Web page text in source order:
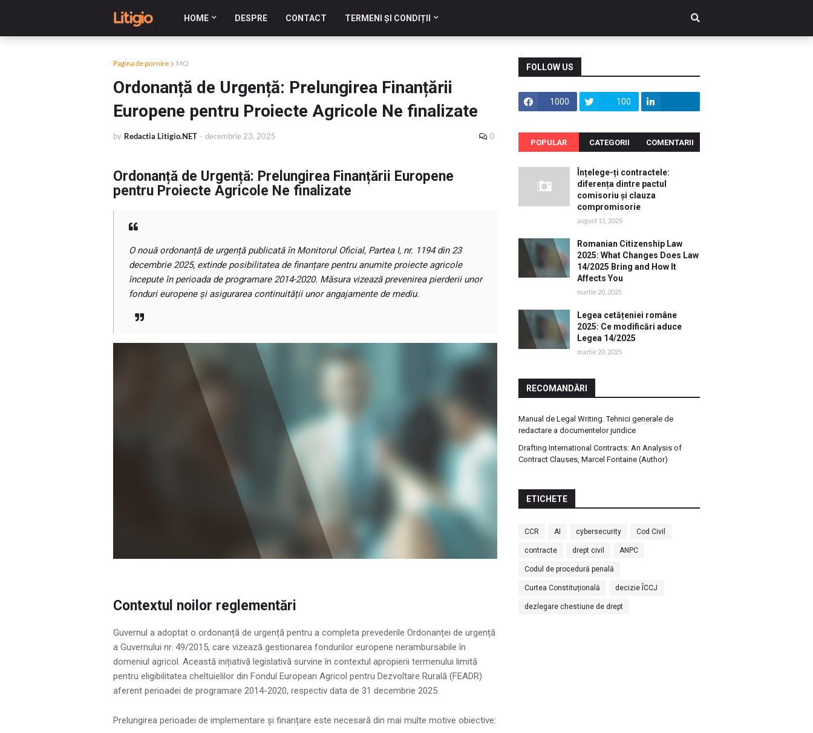
HOME DESPRE CONTACT TERMENI ȘI CONDIȚII
Pagina de pornire MO
Ordonanță de Urgență: Prelungirea Finanțării
Europene pentru Proiecte Agricole Ne finalizate
by Redactia Litigio.NET - decembrie 23, 2025 0
Ordonanță de Urgență: Prelungirea Finanțării Europene
pentru Proiecte Agricole Ne finalizate
O nouă ordonanță de urgență publicată în Monitorul Oficial, Partea I, nr. 1194 din 23
decembrie 2025, extinde posibilitatea de finanțare pentru anumite proiecte agricole
începute în perioada de programare 2014-2020. Măsura vizează prevenirea pierderii unor
fonduri europene și asigurarea continuității unor angajamente de mediu.
Contextul noilor reglementări
Guvernul a adoptat o ordonanță de urgență pentru a completa prevederile Ordonanței de urgență
a Guvernului nr. 49/2015, care vizează gestionarea fondurilor europene nerambursabile în
domeniul agricol. Această inițiativă legislativă survine în contextul apropierii termenului limită
pentru eligibilitatea cheltuielilor din Fondul European Agricol pentru Dezvoltare Rurală (FEADR)
aferent perioadei de programare 2014-2020, respectiv data de 31 decembrie 2025.
Prelungirea perioadei de implementare și finanțare este necesară din mai multe motive obiective:
FOLLOW US
1000 100
POPULAR CATEGORII COMENTARII
Înțelege-ți contractele:
diferența dintre pactul
comisoriu și clauza
compromisorie
august 11, 2025
Romanian Citizenship Law
2025: What Changes Does Law
14/2025 Bring and How It
Affects You
martie 20, 2025
Legea cetățeniei române
2025: Ce modificări aduce
Legea 14/2025
martie 20, 2025
RECOMANDĂRI
Manual de Legal Writing. Tehnici generale de
redactare a documentelor juridice
Drafting International Contracts: An Analysis of
Contract Clauses, Marcel Fontaine (Author)
ETICHETE
CCR AI cybersecurity Cod Civil
contracte drept civil ANPC
Codul de procedură penală
Curtea Constituțională decizie ÎCCJ
dezlegare chestiune de drept